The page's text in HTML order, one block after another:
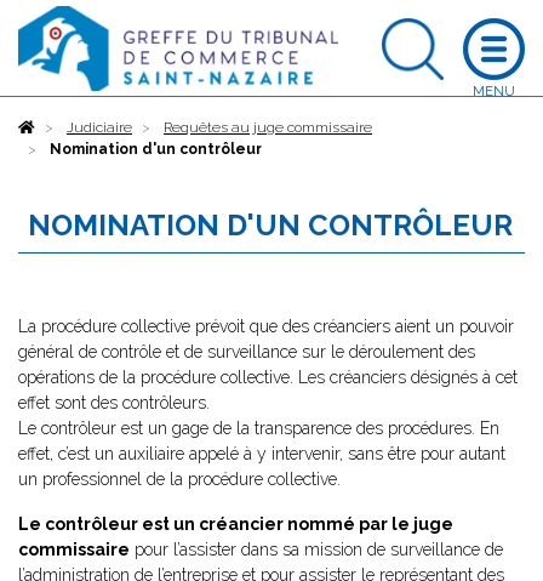
AccueilJudiciaire
Requêtes au juge commissaire
Nomination d'un contrôleur
NOMINATION D'UN CONTRÔLEUR
La procédure collective prévoit que des créanciers aient un pouvoir
général de contrôle et de surveillance sur le déroulement des
opérations de la procédure collective. Les créanciers désignés à cet
effet sont des contrôleurs.
Le contrôleur est un gage de la transparence des procédures. En
effet, c’est un auxiliaire appelé à y intervenir, sans être pour autant
un professionnel de la procédure collective.
Le contrôleur est un créancier nommé par le juge
commissaire pour l’assister dans sa mission de surveillance de
l’administration de l’entreprise et pour assister le représentant des